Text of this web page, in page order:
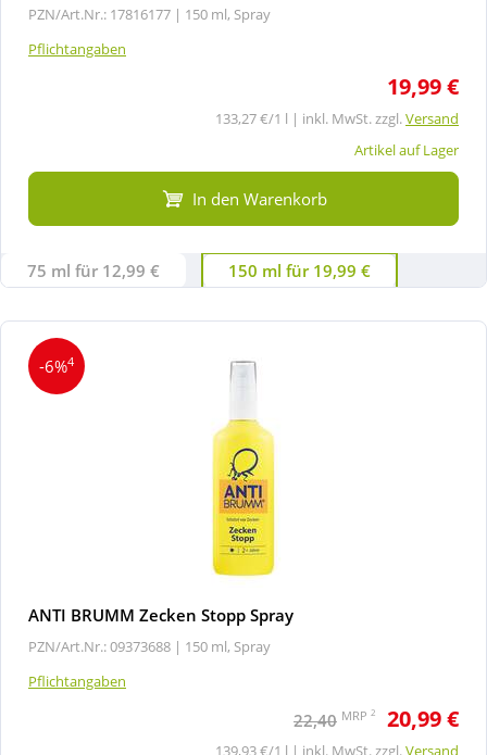
PZN/Art.Nr.: 17816177 | 150 ml, Spray
Pflichtangaben
19,99 €
133,27 €/1 l | inkl. MwSt. zzgl.Versand
Artikel auf Lager
In den Warenkorb
75 ml für 12,99 € 150 ml für 19,99 €
-6%4
ANTI BRUMM Zecken Stopp Spray
PZN/Art.Nr.: 09373688 | 150 ml, Spray
Pflichtangaben
22,40 MRP 2 20,99 €
139,93 €/1 l | inkl. MwSt. zzgl.Versand